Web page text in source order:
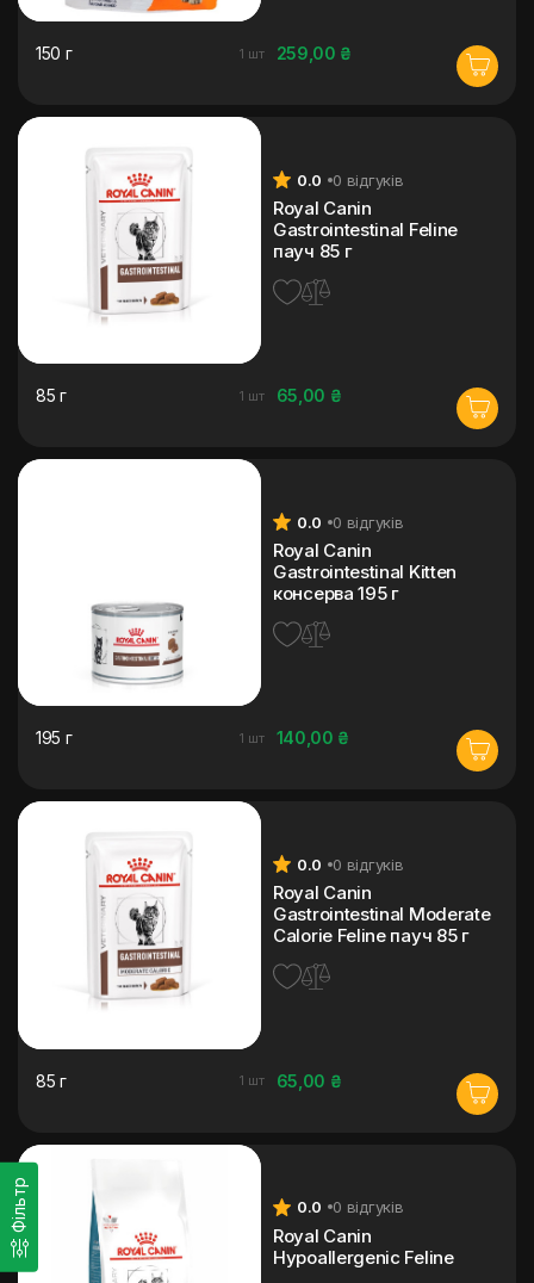
Фільтр
259,00 ₴
150 г 1 шт
0.0 0 відгуків
Royal Canin
Gastrointestinal Feline
пауч 85 г
65,00 ₴
85 г 1 шт
0.0 0 відгуків
Royal Canin
Gastrointestinal Kitten
консерва 195 г
140,00 ₴
195 г 1 шт
0.0 0 відгуків
Royal Canin
Gastrointestinal Moderate
Calorie Feline пауч 85 г
65,00 ₴
85 г 1 шт
0.0 0 відгуків
Royal Canin
Hypoallergenic Feline